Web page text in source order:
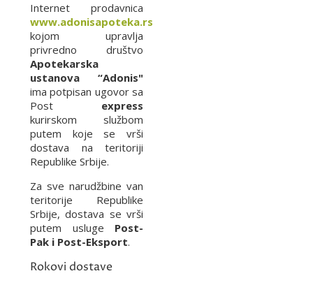
Internet prodavnica
www.adonisapoteka.rs
kojom upravlja
privredno društvo
Apotekarska
ustanova “Adonis"
ima potpisan ugovor sa
Post express
kurirskom službom
putem koje se vrši
dostava na teritoriji
Republike Srbije.
Za sve narudžbine van
teritorije Republike
Srbije, dostava se vrši
putem usluge Post-
Pak i Post-Eksport.
Rokovi dostave